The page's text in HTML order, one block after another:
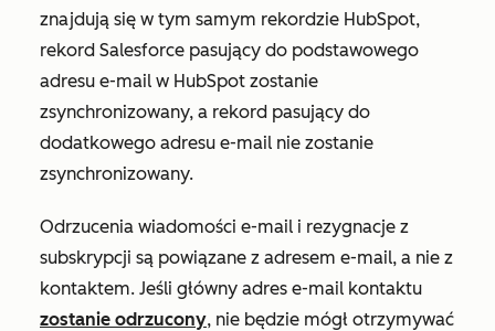
znajdują się w tym samym rekordzie HubSpot,
rekord Salesforce pasujący do podstawowego
adresu e-mail w HubSpot zostanie
zsynchronizowany, a rekord pasujący do
dodatkowego adresu e-mail nie zostanie
zsynchronizowany.
Odrzucenia wiadomości e-mail i rezygnacje z
subskrypcji są powiązane z adresem e-mail, a nie z
kontaktem. Jeśli główny adres e-mail kontaktu
zostanie odrzucony, nie będzie mógł otrzymywać